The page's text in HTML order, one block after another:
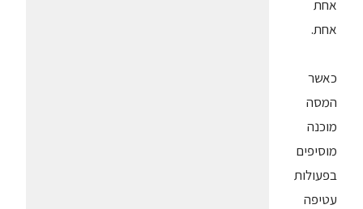
אחת
אחת.
כאשר
המסה
מוכנה
מוסיפים
בפעולות
עטיפה